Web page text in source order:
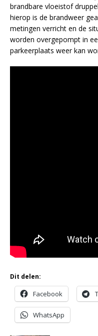
brandbare vloeistof
hierop is de brandweer
metingen verricht en de
worden overgepompt in
parkeerplaats weer kan
Dit delen:
Facebook
WhatsApp